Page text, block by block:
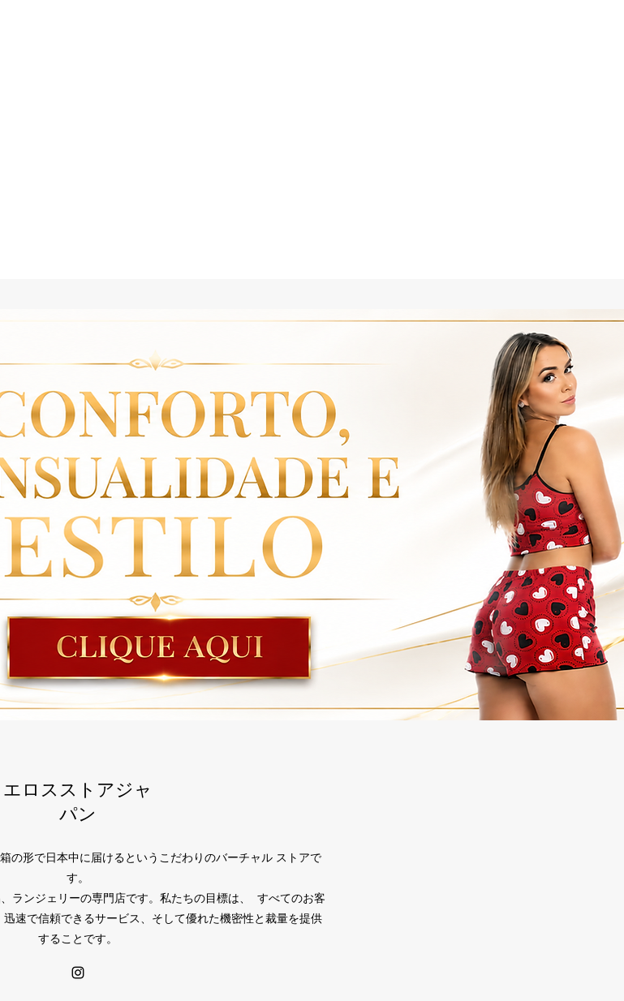
エロスストアジャ
パン
の形で日本中に届けるというこだわりのバーチャル ストアで
す。
ランジェリーの専門店です。私たちの目標は、 すべてのお客
速で信頼できるサービス、そして優れた機密性と裁量を提供
することです。